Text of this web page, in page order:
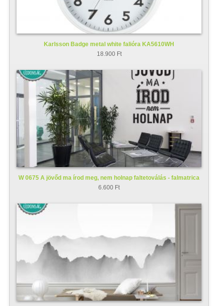
Karlsson Badge metal white falióra KA5610WH
18.900 Ft
W 0675 A jövőd ma írod meg, nem holnap faltetoválás - falmatrica
6.600 Ft